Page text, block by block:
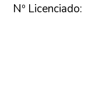
Nº Licenciado: